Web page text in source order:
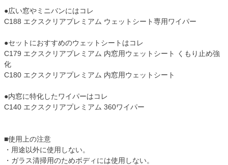
●広い窓やミニバンにはコレ
C188 エクスクリアプレミアム ウェットシート専用ワイパー
●セットにおすすめのウェットシートはコレ
C179 エクスクリアプレミアム 内窓用ウェットシート くもり止め強
化
C180 エクスクリアプレミアム 内窓用ウェットシート
●内窓に特化したワイパーはコレ
C140 エクスクリアプレミアム 360ワイパー
■使用上の注意
・用途以外に使用しない。
・ガラス清掃用のためボディには使用しない。